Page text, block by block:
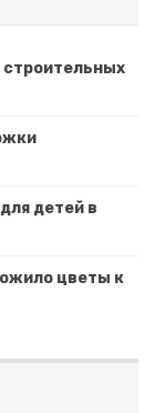
строительных
детей в
цветы к